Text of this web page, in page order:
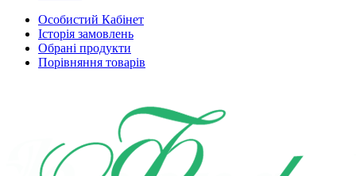
Особистий Кабінет
Історія замовлень
Обрані продукти
Порівняння товарів